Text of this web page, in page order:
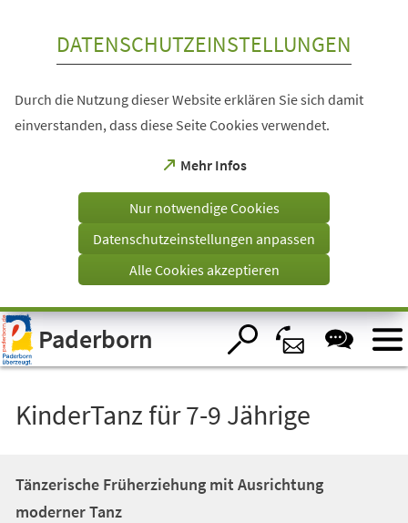
Visuelle
Assistenzsoftware
öffnen.
DATENSCHUTZEINSTELLUNGEN
Durch die Nutzung dieser Website erklären Sie sich damit
einverstanden, dass diese Seite Cookies verwendet.
Mehr Infos
(Öffnet
einem
Tab)
Nur notwendige Cookies
Datenschutzeinstellungen anpassen
Alle Cookies akzeptieren
Paderborn
KinderTanz für 7-9 Jährige
Tänzerische Früherziehung mit Ausrichtung
moderner Tanz